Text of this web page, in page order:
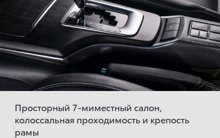
Просторный 7-миместный салон,
колоссальная проходимость и крепость
рамы